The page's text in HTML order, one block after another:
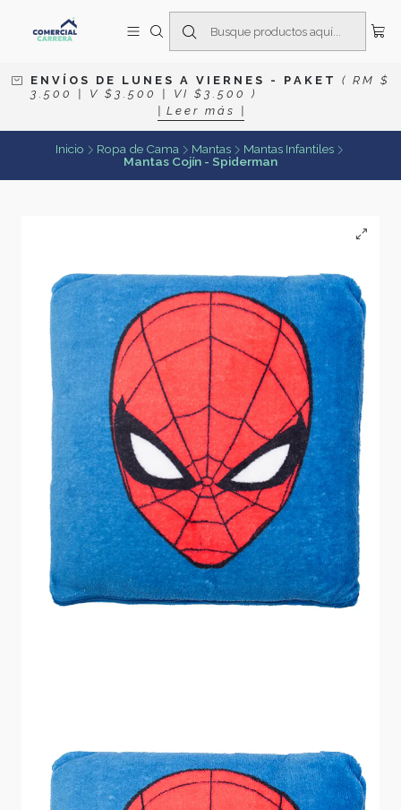
E N V Í O S D E L U N E S A V I E R N E S - P A K E T
( R M $
3 . 5 0 0 | V $ 3 . 5 0 0 | V I $ 3 . 5 0 0 )
| L e e r m á s |
Inicio Ropa de Cama Mantas
Mantas Infantiles
Mantas Cojín - Spiderman